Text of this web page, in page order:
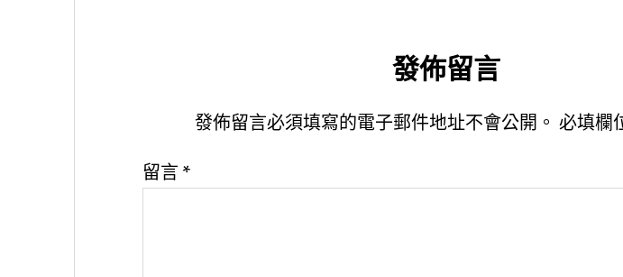
發佈留言
發佈留言必須填寫的電子郵件地址不會公開。 必填欄
留言 *